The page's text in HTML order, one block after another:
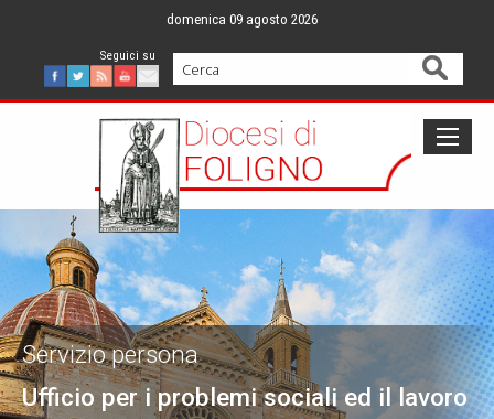
content
domenica 09 agosto 2026
Facebook
Twitter
FeedYoutube
Mail
Cerca
Ufficio per i problemi sociali ed il lavoro
Servizio persona